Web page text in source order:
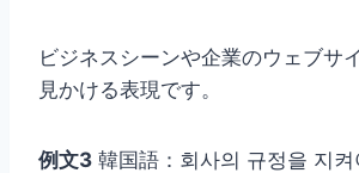
ビジネスシーンや企業のウェブサ
見かける表現です。
例文3 韓国語：회사의 규정을 지